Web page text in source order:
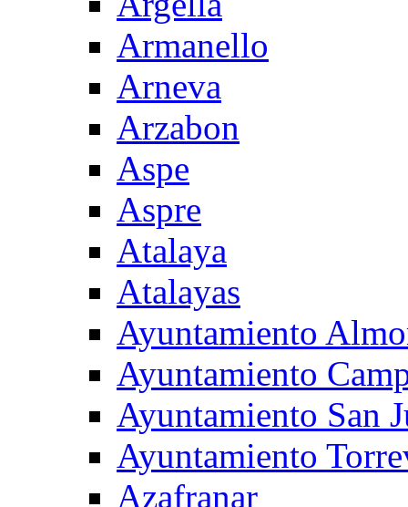
Armanello
Arneva
Arzabon
Aspe
Aspre
Atalaya
Atalayas
Ayuntamiento
Ayuntamiento
Ayuntamiento San
Ayuntamiento
Azafranar